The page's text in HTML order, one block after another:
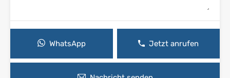
WhatsApp Jetzt anrufen